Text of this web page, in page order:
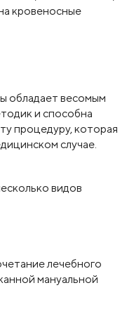
кровеносные
обладает весомым
и способна
процедуру, которая
случае.
видов
лечебного
мануальной